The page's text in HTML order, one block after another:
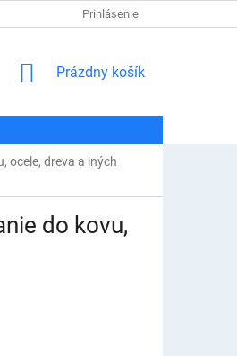
A PLATBA REKLAMÁCIA A
Prihlásenie
NÁKUPNÝ
Prázdny košík
ocele, dreva a iných
do kovu,